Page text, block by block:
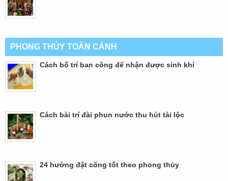
PHONG THỦY TOÀN CẢNH
Cách bố trí ban công để nhận được sinh khí
Cách bài trí đài phun nước thu hút tài lộc
24 hướng đặt cổng tốt theo phong thủy